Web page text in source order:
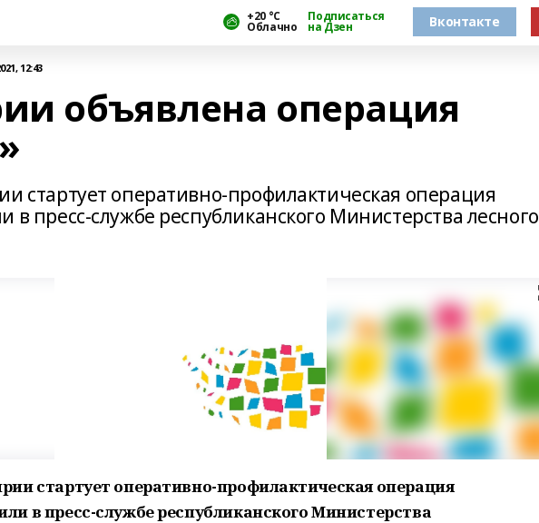
+20 °С
Облачно
Подписаться
на Дзен Вконтакте
12:43
объявлена операция
стартует оперативно-профилактическая операция
в пресс-службе республиканского Министерства лесного
стартует оперативно-профилактическая операция
в пресс-службе республиканского Министерства